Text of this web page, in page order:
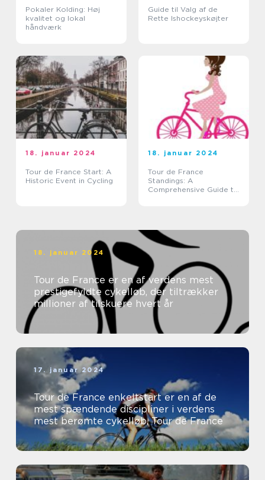
Pokaler Kolding: Høj
kvalitet og lokal
håndværk
Guide til Valg af de
Rette Ishockeyskøjter
18. januar 2024
Tour de France Start: A
Historic Event in Cycling
18. januar 2024
Tour de France
Standings: A
Comprehensive Guide to
18. januar 2024
Tour de France er en af verdens mest
prestigefyldte cykelløb, der tiltrækker
millioner af tilskuere hvert år
17. januar 2024
Tour de France enkeltstart er en af de
mest spændende discipliner i verdens
mest berømte cykelløb, Tour de France